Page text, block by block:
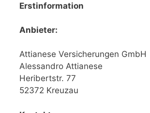
Erstinformation
Anbieter:
Attianese Versicherungen GmbH
Alessandro Attianese
Heribertstr. 77
52372 Kreuzau